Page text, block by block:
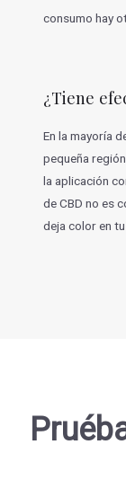
consumo hay
¿Tiene
En la mayoría
pequeña
la aplicación
de CBD no es
deja color en tu